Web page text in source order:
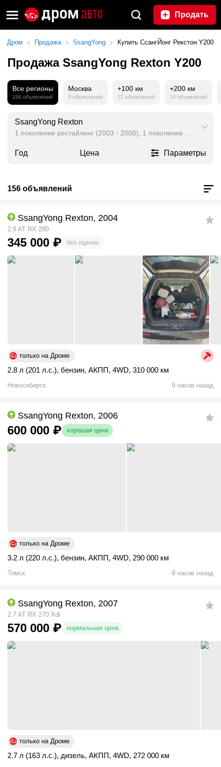
Продать
Дром Продажа SsangYong Купить СсангЙонг Рекстон Y200
Продажа SsangYong Rexton Y200
Все регионы
156 объявлений
Москва
9 объявлений
+100 км
12 объявлений
+200 км
14 объявлений
SsangYong Rexton
1 поколение рестайлинг (2003 - 2008), 1 поколение (2001 -
Год Цена Параметры
156 объявлений
SsangYong Rexton, 2004
2.8 AT RX 280
345 000 ₽ без оценки
только на Дроме
2.8 л (201 л.с.), бензин, АКПП, 4WD, 310 000 км
Новосибирск 9 часов назад
SsangYong Rexton, 2006
600 000 ₽ хорошая цена
только на Дроме
3.2 л (220 л.с.), бензин, АКПП, 4WD, 290 000 км
Томск 9 часов назад
SsangYong Rexton, 2007
2.7 AT RX 270 Xdi
570 000 ₽ нормальная цена
только на Дроме
2.7 л (163 л.с.), дизель, АКПП, 4WD, 272 000 км